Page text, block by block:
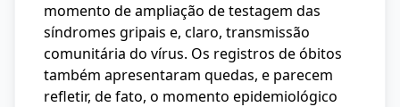
momento de ampliação de testagem das
síndromes gripais e, claro, transmissão
comunitária do vírus. Os registros de óbitos
também apresentaram quedas, e parecem
refletir, de fato, o momento epidemiológico